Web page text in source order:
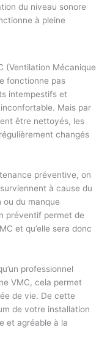
du niveau sonore
à pleine
(Ventilation Mécanique
fonctionne pas
intempestifs et
Mais par
être nettoyés, les
changés
préventive, on
à cause du
ou du manque
préventif permet de
et qu’elle sera donc
professionnel
VMC, cela permet
de vie. De cette
de votre installation
et agréable à la